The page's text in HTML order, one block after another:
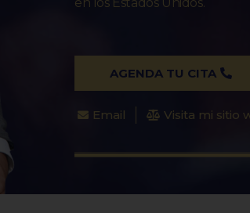
en los Estados Unidos.
AGENDA TU CITA
Email Visita mi sitio